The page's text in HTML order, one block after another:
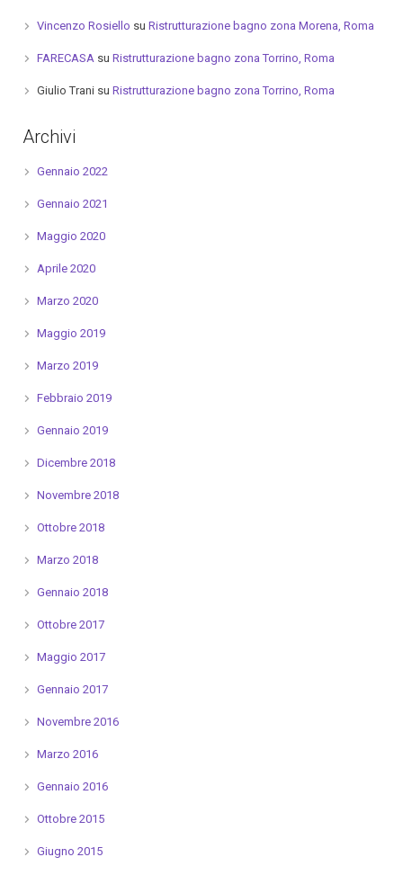
Vincenzo Rosiello su Ristrutturazione bagno zona Morena, Roma
FARECASAsu Ristrutturazione bagno zona Torrino, Roma
Giulio Tranisu Ristrutturazione bagno zona Torrino, Roma
Archivi
Gennaio 2022
Gennaio 2021
Maggio 2020
Aprile 2020
Marzo 2020
Maggio 2019
Marzo 2019
Febbraio 2019
Gennaio 2019
Dicembre 2018
Novembre 2018
Ottobre 2018
Marzo 2018
Gennaio 2018
Ottobre 2017
Maggio 2017
Gennaio 2017
Novembre 2016
Marzo 2016
Gennaio 2016
Ottobre 2015
Giugno 2015